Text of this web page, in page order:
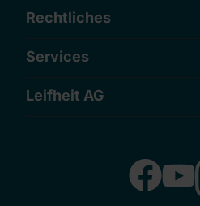
Rechtliches
Services
Leifheit AG